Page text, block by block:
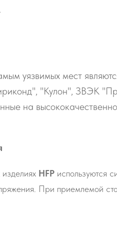
уязвимых мест
"Кулон", ЗВЭК
на
HFP используются
При приемлемой